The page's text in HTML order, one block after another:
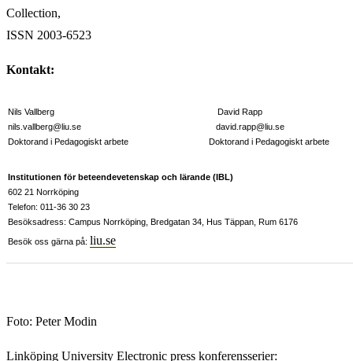
Collection,
ISSN 2003-6523
Kontakt:
Nils Vallberg David Rapp
nils.vallberg@liu.se david.rapp@liu.se
Doktorand i Pedagogiskt arbete Doktorand i Pedagogiskt arbete
Institutionen för beteendevetenskap och lärande (IBL)
602 21 Norrköping
Telefon: 011-36 30 23
Besöksadress: Campus Norrköping, Bredgatan 34, Hus Täppan, Rum 6176
Besök oss gärna på: liu.se
Foto: Peter Modin
Linköping University Electronic press konferensserier: